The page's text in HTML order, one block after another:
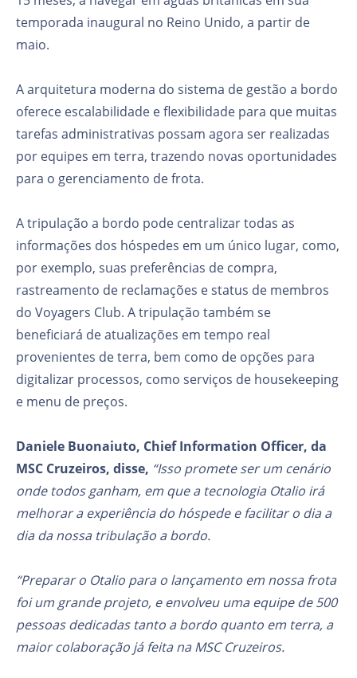
temporada inaugural no Reino Unido, a partir de
maio.
A arquitetura moderna do sistema de gestão a bordo
oferece escalabilidade e flexibilidade para que muitas
tarefas administrativas possam agora ser realizadas
por equipes em terra, trazendo novas oportunidades
para o gerenciamento de frota.
A tripulação a bordo pode centralizar todas as
informações dos hóspedes em um único lugar, como,
por exemplo, suas preferências de compra,
rastreamento de reclamações e status de membros
do Voyagers Club. A tripulação também se
beneficiará de atualizações em tempo real
provenientes de terra, bem como de opções para
digitalizar processos, como serviços de housekeeping
e menu de preços.
Daniele Buonaiuto, Chief Information Officer, da
MSC Cruzeiros, disse, “Isso promete ser um cenário
onde todos ganham, em que a tecnologia Otalio irá
melhorar a experiência do hóspede e facilitar o dia a
dia da nossa tribulação a bordo.
“Preparar o Otalio para o lançamento em nossa frota
foi um grande projeto, e envolveu uma equipe de 500
pessoas dedicadas tanto a bordo quanto em terra, a
maior colaboração já feita na MSC Cruzeiros.